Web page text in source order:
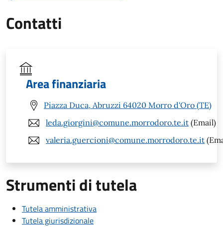
Contatti
Area finanziaria
Piazza Duca, Abruzzi 64020 Morro d'Oro (TE)
leda.giorgini@comune.morrodoro.te.it (Email)
valeria.guercioni@comune.morrodoro.te.it
Strumenti di tutela
Tutela amministrativa
Tutela giurisdizionale